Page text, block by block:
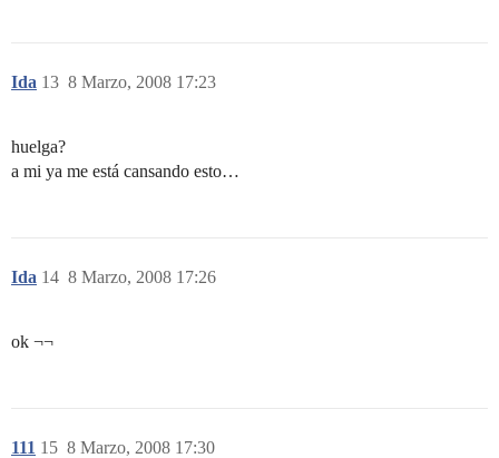
Ida 8 Marzo, 2008 17:23
13
huelga?
a mi ya me está cansando esto…
Ida 8 Marzo, 2008 17:26
14
ok ¬¬
111 8 Marzo, 2008 17:30
15